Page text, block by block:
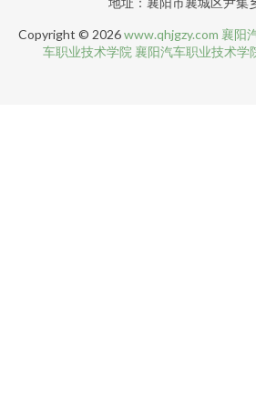
Copyright © 2026www.qhjgzy.com 襄阳
车职业技术学院 襄阳汽车职业技术学